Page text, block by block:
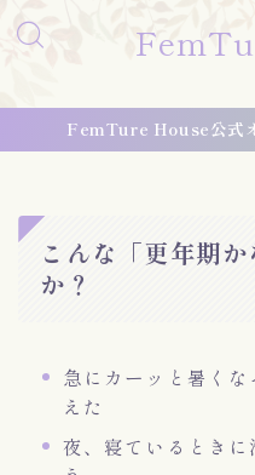
FemTure House公式
こんな「更年期
か？
急にカーッと暑く
えた
夜、寝ているとき